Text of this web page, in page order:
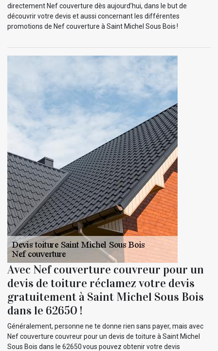
directement Nef couverture dès aujourd’hui, dans le but de
découvrir votre devis et aussi concernant les différentes
promotions de Nef couverture à Saint Michel Sous Bois !
Avec Nef couverture couvreur pour un
devis de toiture réclamez votre devis
gratuitement à Saint Michel Sous Bois
dans le 62650 !
Généralement, personne ne te donne rien sans payer, mais avec
Nef couverture couvreur pour un devis de toiture à Saint Michel
Sous Bois dans le 62650 vous pouvez obtenir votre devis